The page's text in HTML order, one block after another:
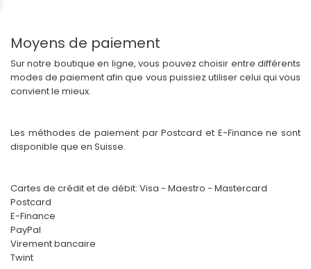
Moyens de paiement
Sur notre boutique en ligne, vous pouvez choisir entre différents
modes de paiement afin que vous puissiez utiliser celui qui vous
convient le mieux.
Les méthodes de paiement par Postcard et E-Finance ne sont
disponible que en Suisse.
Cartes de crédit et de débit: Visa - Maestro - Mastercard
Postcard
E-Finance
PayPal
Virement bancaire
Twint